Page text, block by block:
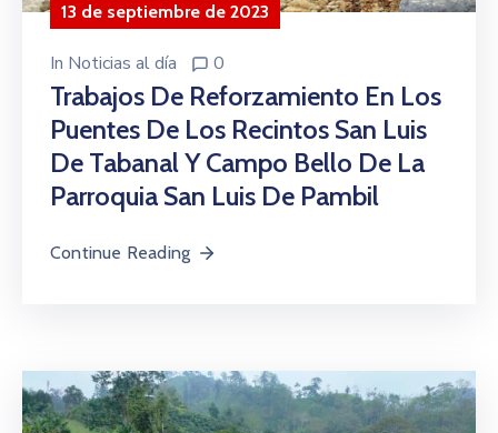
13 de septiembre de 2023
In Noticias al día 0
Trabajos De Reforzamiento En Los
Puentes De Los Recintos San Luis
De Tabanal Y Campo Bello De La
Parroquia San Luis De Pambil
Continue Reading